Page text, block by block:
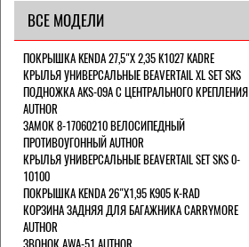
ВСЕ МОДЕЛИ
ПОКРЫШКА KENDA 27,5"Х 2,35 K1027 KADRE
КРЫЛЬЯ УНИВЕРСАЛЬНЫЕ BEAVERTAIL XL SET SKS
ПОДНОЖКА AKS-09A C ЦЕНТРАЛЬНОГО КРЕПЛЕНИЯ
AUTHOR
ЗАМОК 8-17060210 ВЕЛОСИПЕДНЫЙ
ПРОТИВОУГОННЫЙ AUTHOR
КРЫЛЬЯ УНИВЕРСАЛЬНЫЕ BEAVERTAIL SET SKS 0-
10100
ПОКРЫШКА KENDA 26"Х1,95 K905 K-RAD
КОРЗИНА ЗАДНЯЯ ДЛЯ БАГАЖНИКА CARRYMORE
AUTHOR
ЗВОНОК AWA-51 AUTHOR